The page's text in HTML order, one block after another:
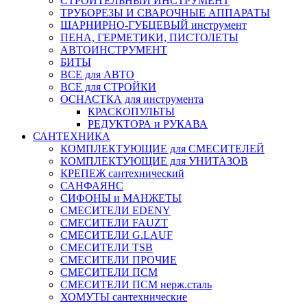
ТРУБОРЕЗЫ И СВАРОЧНЫЕ АППАРАТЫ
ШАРНИРНО-ГУБЦЕВЫЙ инструмент
ПЕНА, ГЕРМЕТИКИ, ПИСТОЛЕТЫ
АВТОИНСТРУМЕНТ
БИТЫ
ВСЕ для АВТО
ВСЕ для СТРОЙКИ
ОСНАСТКА для инструмента
КРАСКОПУЛЬТЫ
РЕДУКТОРА и РУКАВА
САНТЕХНИКА
КОМПЛЕКТУЮЩИЕ для СМЕСИТЕЛЕЙ
КОМПЛЕКТУЮЩИЕ для УНИТАЗОВ
КРЕПЕЖ сантехнический
САНФАЯНС
СИФОНЫ и МАНЖЕТЫ
СМЕСИТЕЛИ EDENY
СМЕСИТЕЛИ FAUZT
СМЕСИТЕЛИ G.LAUF
СМЕСИТЕЛИ TSB
СМЕСИТЕЛИ ПРОЧИЕ
СМЕСИТЕЛИ ПСМ
СМЕСИТЕЛИ ПСМ нерж.сталь
ХОМУТЫ сантехнические